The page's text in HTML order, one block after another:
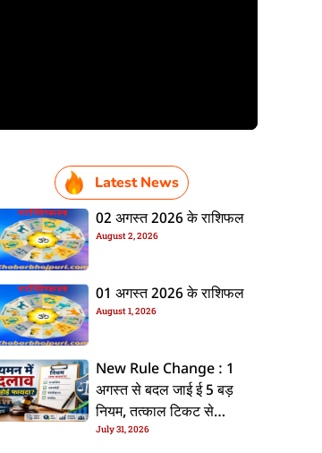
Latest News
02 अगस्त 2026 के राशिफल
August 2, 2026
01 अगस्त 2026 के राशिफल
August 1, 2026
New Rule Change : 1
अगस्त से बदल जाई ई 5 बड़
नियम, तत्काल टिकट से
CKYC तक जानीं नया अपडेट
July 31, 2026